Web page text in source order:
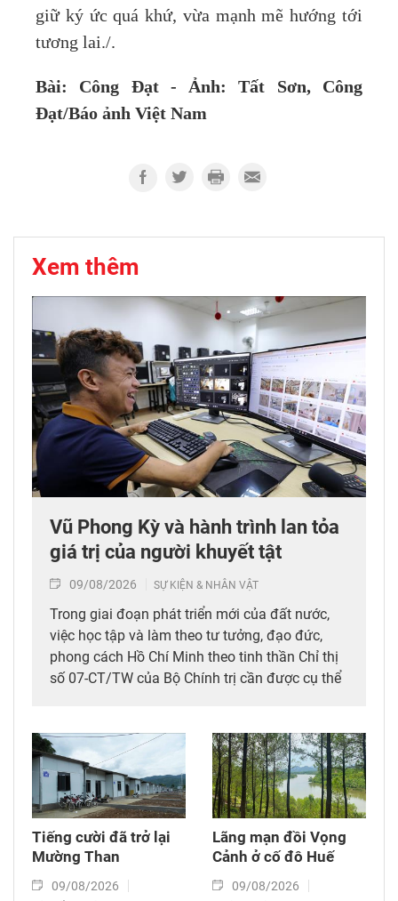
giữ ký ức quá khứ, vừa mạnh mẽ hướng tới
tương lai./.
Bài: Công Đạt - Ảnh: Tất Sơn, Công
Đạt/Báo ảnh Việt Nam
Xem thêm
Vũ Phong Kỳ và hành trình lan tỏa
giá trị của người khuyết tật
09/08/2026 SỰ KIỆN & NHÂN VẬT
Trong giai đoạn phát triển mới của đất nước,
việc học tập và làm theo tư tưởng, đạo đức,
phong cách Hồ Chí Minh theo tinh thần Chỉ thị
số 07-CT/TW của Bộ Chính trị cần được cụ thể
vọng phụng sự Tổ quốc, phục vụ nhân dân.
Hành trình của thầy giáo Vũ Phong Kỳ từ một
học viên ngồi xe lăn trở thành người đào tạo
nghề, truyền cảm hứng và đồng hành cùng
cộng đồng người khuyết tật là minh chứng sinh
động cho việc học và làm theo Bác bằng tinh
thần nhân ái, ý chí vượt khó và sự tận tâm vì
cộng đồng.
Tiếng cười đã trở lại
Mường Than
09/08/2026
Lãng mạn đồi Vọng
Cảnh ở cố đô Huế
09/08/2026